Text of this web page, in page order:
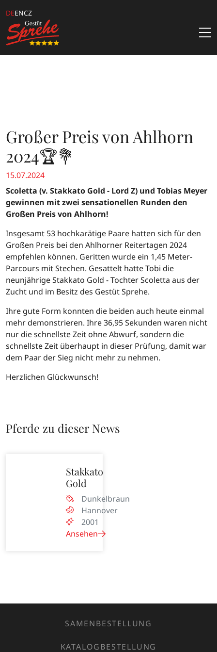
DEENCZ
Katalogbestellung
Über Uns
Team
Kataloge & Angebote
Züchterangebote
Downloads
Sprehe Online Fohlen Auktion
Großer Preis von Ahlhorn
2024🏆💐
15.07.2024
Scoletta (v. Stakkato Gold - Lord Z) und Tobias Meyer
gewinnen mit zwei sensationellen Runden den
Großen Preis von Ahlhorn!
Insgesamt 53 hochkarätige Paare hatten sich für den
Großen Preis bei den Ahlhorner Reitertagen 2024
empfehlen können. Geritten wurde ein 1,45 Meter-
Parcours mit Stechen. Gesattelt hatte Tobi die
neunjährige Stakkato Gold - Tochter Scoletta aus der
Zucht und im Besitz des Gestüt Sprehe.
Ihre gute Form konnten die beiden auch heute einmal
mehr demonstrieren. Ihre 36,95 Sekunden waren nicht
nur die schnellste Zeit ohne Abwurf, sondern die
schnellste Zeit überhaupt in dieser Prüfung, damit war
dem Paar der Sieg nicht mehr zu nehmen.
Herzlichen Glückwunsch!
Pferde zu dieser News
Stakkato
Gold
Dunkelbraun
Hannover
2001
Ansehen
SAMENBESTELLUNG
KATALOGBESTELLUNG